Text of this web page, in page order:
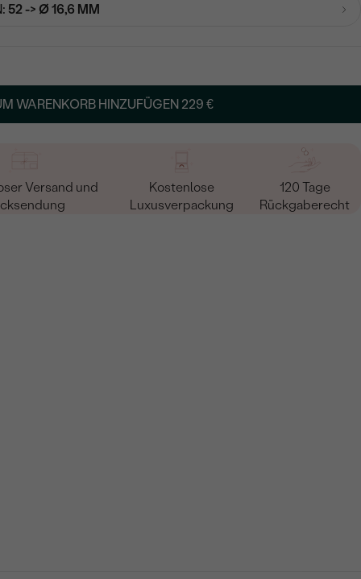
52 -> Ø 16,6 MM
WARENKORB HINZUFÜGEN 229 €
Versand und
Kostenlose
Luxusverpackung
120 Tage
Rückgaberecht